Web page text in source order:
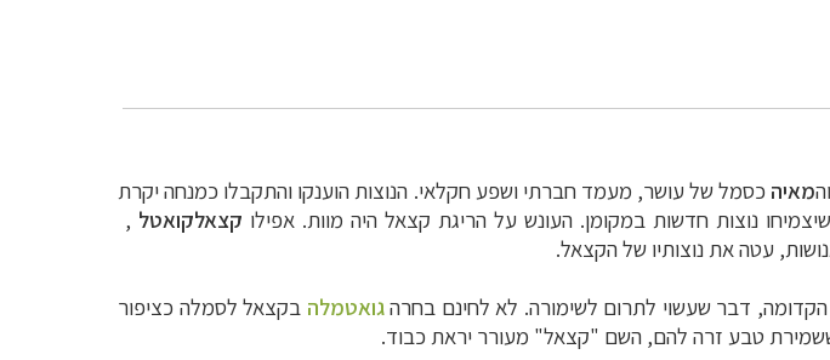
והמאיה כסמל של עושר, מעמד חברתי ושפע חקלאי. הנוצות הוענקו והתקבלו כמנחה יקרת
שיצמיחו נוצות חדשות במקומן. העונש על הריגת קצאל היה מוות. אפילו קצאלקואטל ,
עטה את נוצותיו של הקצאל.
דבר שעשוי לתרום לשימורה. לא לחינם בחרהגואטמלה בקצאל לסמלה כציפור
טבע זרה להם, השם "קצאל" מעורר יראת כבוד.